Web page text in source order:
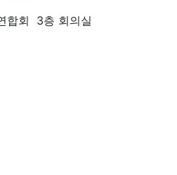
합회 3층 회의실